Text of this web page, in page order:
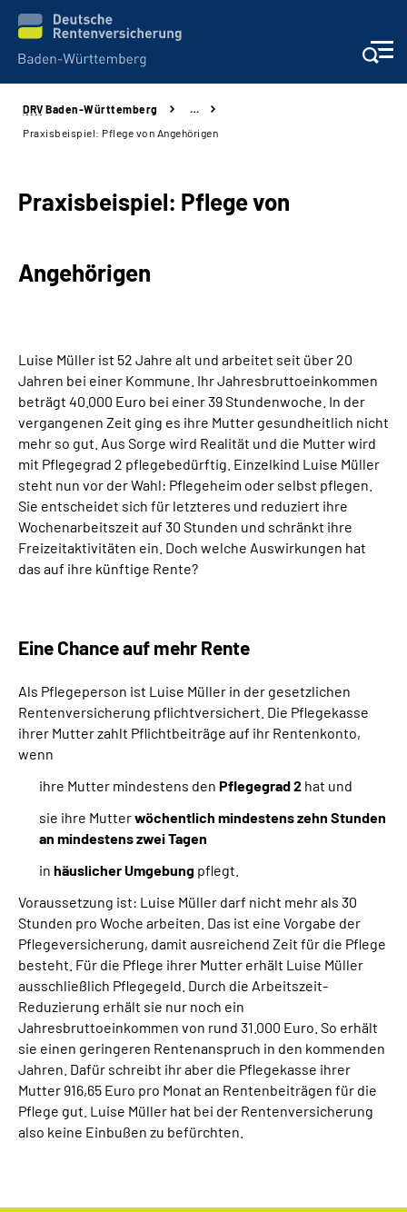
Beratung und Kontakt
Karriere
Über uns
Inhalte in Gebärdensprache (DGS)
Leichte Sprache
Suche
DRV Baden-Württemberg
…
Praxisbeispiel: Pflege von Angehörigen
Praxisbeispiel: Pflege von
Angehörigen
Luise Müller ist 52 Jahre alt und arbeitet seit über 20
Jahren bei einer Kommune. Ihr Jahresbruttoeinkommen
beträgt 40.000 Euro bei einer 39 Stundenwoche. In der
vergangenen Zeit ging es ihre Mutter gesundheitlich nicht
mehr so gut. Aus Sorge wird Realität und die Mutter wird
mit Pflegegrad 2 pflegebedürftig. Einzelkind Luise Müller
steht nun vor der Wahl: Pflegeheim oder selbst pflegen.
Sie entscheidet sich für letzteres und reduziert ihre
Wochenarbeitszeit auf 30 Stunden und schränkt ihre
Freizeitaktivitäten ein. Doch welche Auswirkungen hat
das auf ihre künftige Rente?
Eine Chance auf mehr Rente
Als Pflegeperson ist Luise Müller in der gesetzlichen
Rentenversicherung pflichtversichert. Die Pflegekasse
ihrer Mutter zahlt Pflichtbeiträge auf ihr Rentenkonto,
wenn
ihre Mutter mindestens den Pflegegrad 2 hat und
sie ihre Mutterwöchentlich mindestens zehn Stunden
an mindestens zwei Tagen
in häuslicher Umgebung pflegt.
Voraussetzung ist: Luise Müller darf nicht mehr als 30
Stunden pro Woche arbeiten. Das ist eine Vorgabe der
Pflegeversicherung, damit ausreichend Zeit für die Pflege
besteht. Für die Pflege ihrer Mutter erhält Luise Müller
ausschließlich Pflegegeld. Durch die Arbeitszeit-
Reduzierung erhält sie nur noch ein
Jahresbruttoeinkommen von rund 31.000 Euro. So erhält
sie einen geringeren Rentenanspruch in den kommenden
Jahren. Dafür schreibt ihr aber die Pflegekasse ihrer
Mutter 916,65 Euro pro Monat an Rentenbeiträgen für die
Pflege gut. Luise Müller hat bei der Rentenversicherung
also keine Einbußen zu befürchten.